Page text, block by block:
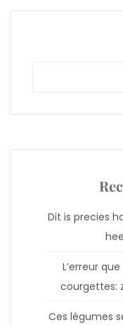
Dit is precies
L’erreur
courgettes:
Ces légumes